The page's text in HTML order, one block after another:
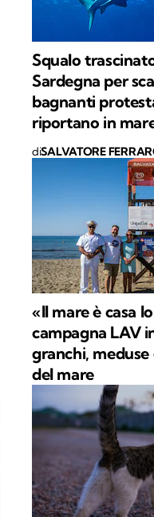
Squalo
Sardegna per
bagnanti
riportano in
diSALVATORE
«Il mare è casa
campagna LAV
granchi,
del mare